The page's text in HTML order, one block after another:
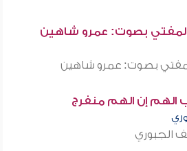
بصوت: عمرو شاهين
بصوت: عمرو شاهين
الهم إن الهم منفرج
الجبوري